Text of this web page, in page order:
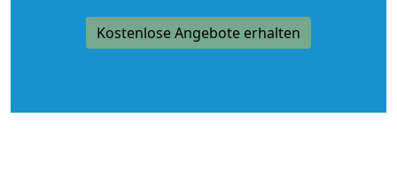
Kostenlose Angebote erhalten